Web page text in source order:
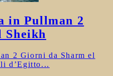
in Pullman 2
Sheikh
2 Giorni da Sharm el
d’Egitto...